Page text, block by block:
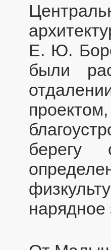
Е. Ю.
были
берегу
нарядное